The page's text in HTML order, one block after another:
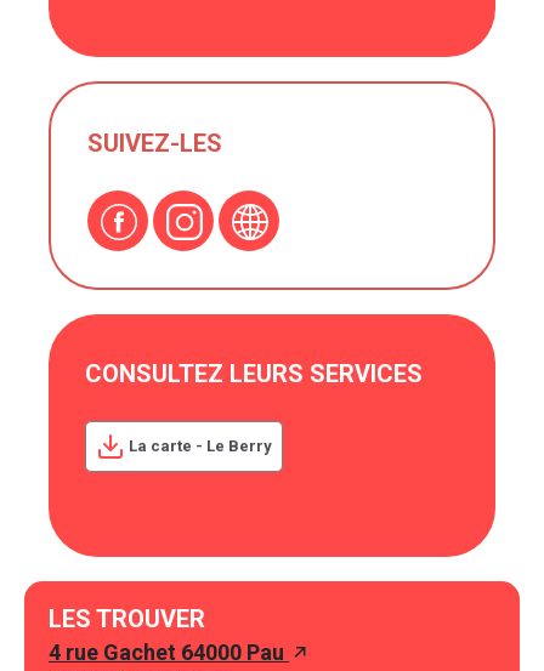
SUIVEZ-LES
CONSULTEZ LEURS SERVICES
La carte - Le Berry
LES TROUVER
4 rue Gachet 64000 Pau